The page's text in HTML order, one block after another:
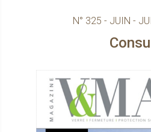
N° 325 - JUIN -
Consultez le